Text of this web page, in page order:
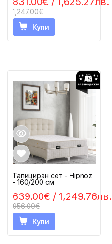
1,247.00€
Купи
639.00€ / 1,249.76лв.
956.00€
Тапициран сет - Hipnoz
- 160/200 см
Купи